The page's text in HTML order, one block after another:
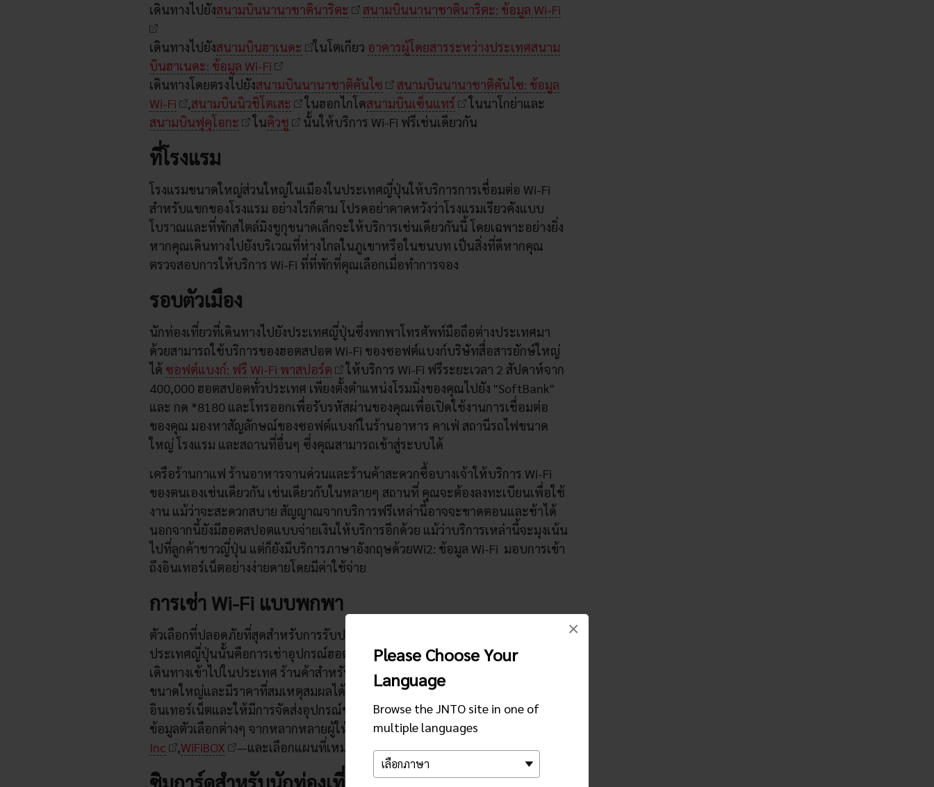
Please Choose Your
Language
Browse the JNTO site in one of
multiple languages
×
เดินทางไปยังสนามบินนานาชาตินาริตะ สนามบินนานาชาตินาริตะ: ข้อมูล Wi-Fi
เดินทางไปยังสนามบินฮาเนดะ ในโตเกียว อาคารผู้โดยสารระหว่างประเทศสนาม
บินฮาเนดะ: ข้อมูล Wi-Fi
เดินทางโดยตรงไปยังสนามบินนานาชาติคันไซ
สนามบินนานาชาติคันไซ: ข้อมูล
Wi-Fi
,สนามบินนิวชิโตเสะ ในฮอกไกโดสนามบินเซ็นแทร์
ในนาโกย่าและ
สนามบินฟุคุโอกะ
ในคิวชู นั้นให้บริการ Wi-Fi ฟรีเช่นเดียวกัน
ที่โรงแรม
โรงแรมขนาดใหญ่ส่วนใหญ่ในเมืองในประเทศญี่ปุ่นให้บริการการเชื่อมต่อ Wi-Fi
สำหรับแขกของโรงแรม อย่างไรก็ตาม โปรดอย่าคาดหวังว่าโรงแรมเรียวคังแบบ
โบราณและที่พักสไตล์มิงชูกุขนาดเล็กจะให้บริการเช่นเดียวกันนี้ โดยเฉพาะอย่างยิ่ง
หากคุณเดินทางไปยังบริเวณที่ห่างไกลในภูเขาหรือในชนบท เป็นสิ่งที่ดีหากคุณ
ตรวจสอบการให้บริการ Wi-Fi ที่ที่พักที่คุณเลือกเมื่อทำการจอง
รอบตัวเมือง
นักท่องเที่ยวที่เดินทางไปยังประเทศญี่ปุ่นซึ่งพกพาโทรศัพท์มือถือต่างประเทศมา
ด้วยสามารถใช้บริการของฮอตสปอต Wi-Fi ของซอฟต์แบงก์บริษัทสื่อสารยักษ์ใหญ่
ได้ ซอฟต์แบงก์: ฟรี Wi-Fi พาสปอร์ต
ให้บริการ Wi-Fi ฟรีระยะเวลา 2 สัปดาห์จาก
400,000 ฮอตสปอตทั่วประเทศ เพียงตั้งตำแหน่งโรมมิ่งของคุณไปยัง "SoftBank"
และ กด *8180 และโทรออกเพื่อรับรหัสผ่านของคุณเพื่อเปิดใช้งานการเชื่อมต่อ
ของคุณ มองหาสัญลักษณ์ของซอฟต์แบงก์ในร้านอาหาร คาเฟ่ สถานีรถไฟขนาด
ใหญ่ โรงแรม และสถานที่อื่นๆ ซึ่งคุณสามารถเข้าสู่ระบบได้
เครือร้านกาแฟ ร้านอาหารจานด่วนและร้านค้าสะดวกซื้อบางเจ้าให้บริการ Wi-Fi
ของตนเองเช่นเดียวกัน เช่นเดียวกับในหลายๆ สถานที่ คุณจะต้องลงทะเบียนเพื่อใช้
งาน แม้ว่าจะสะดวกสบาย สัญญาณจากบริการฟรีเหล่านี้อาจจะขาดตอนและช้าได้
นอกจากนี้ยังมีฮอตสปอตแบบจ่ายเงินให้บริการอีกด้วย แม้ว่าบริการเหล่านี้จะมุงเน้น
ไปที่ลูกค้าชาวญี่ปุ่น แต่ก็ยังมีบริการภาษาอังกฤษด้วยWi2: ข้อมูล Wi-Fi มอบการเข้า
ถึงอินเทอร์เน็ตอย่างง่ายดายโดยมีค่าใช้จ่าย
การเช่า Wi-Fi แบบพกพา
ตัวเลือกที่ปลอดภัยที่สุดสำหรับการรับประกันการเชื่อมต่อ Wi-Fi จากทั่วทุกมุมของ
ประเทศญี่ปุ่นนั้นคือการเช่าอุปกรณ์ฮอตสปอตส่วนตัวหรือWi-Fi กระเป๋า
เมื่อคุณ
เดินทางเข้าไปในประเทศ ร้านค้าสำหรับให้บริการเช่านี้ให้บริการอยู่ในทุกสนามบิน
ขนาดใหญ่และมีราคาที่สมเหตุสมผลได้ ในอีกทางหนึ่ง ทำการจองล่วงหน้าทาง
อินเทอร์เน็ตและให้มีการจัดส่งอุปกรณ์ของคุณไปยังโรงแรมของคุณล่วงหน้า หา
ข้อมูลตัวเลือกต่างๆ จากหลากหลายผู้ให้บริการ:JAL ABC ,PuPuRu Wi-Fi
Inc
,WiFiBOX —และเลือกแผนที่เหมาะสมที่สุดสำหรับคุณ